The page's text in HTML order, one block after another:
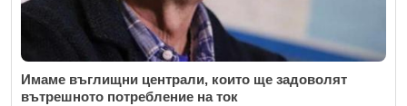
Имаме въглищни централи, които ще задоволят
вътрешното потребление на ток